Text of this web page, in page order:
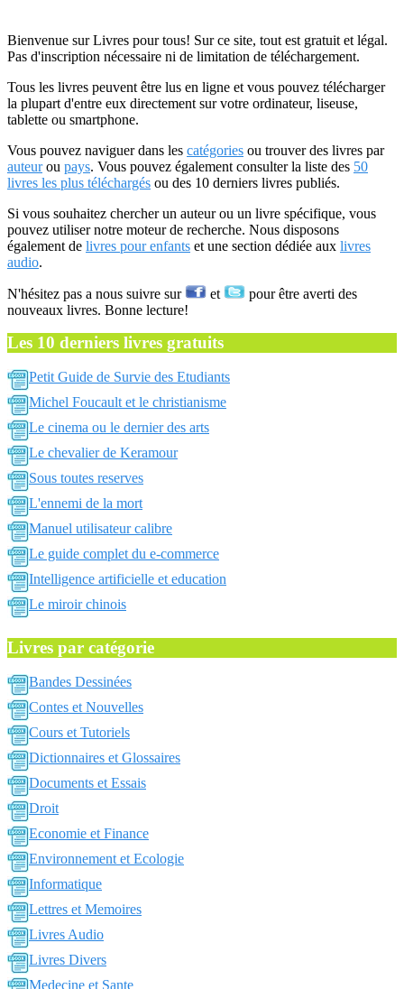
Bienvenue sur Livres pour tous! Sur ce site, tout est gratuit et légal.
Pas d'inscription nécessaire ni de limitation de téléchargement.
Tous les livres peuvent être lus en ligne et vous pouvez télécharger
la plupart d'entre eux directement sur votre ordinateur, liseuse,
tablette ou smartphone.
Vous pouvez naviguer dans les catégories ou trouver des livres par
auteurou pays. Vous pouvez également consulter la liste des 50
livres les plus téléchargés ou des 10 derniers livres publiés.
Si vous souhaitez chercher un auteur ou un livre spécifique, vous
pouvez utiliser notre moteur de recherche. Nous disposons
également de livres pour enfants et une section dédiée aux livres
audio.
N'hésitez pas a nous suivre sur et
pour être averti des
nouveaux livres. Bonne lecture!
Les 10 derniers livres gratuits
Petit Guide de Survie des Etudiants
Michel Foucault et le christianisme
Le cinema ou le dernier des arts
Le chevalier de Keramour
Sous toutes reserves
L'ennemi de la mort
Manuel utilisateur calibre
Le guide complet du e-commerce
Intelligence artificielle et education
Le miroir chinois
Livres par catégorie
Bandes Dessinées
Contes et Nouvelles
Cours et Tutoriels
Dictionnaires et Glossaires
Documents et Essais
Droit
Economie et Finance
Environnement et Ecologie
Informatique
Lettres et Memoires
Livres Audio
Livres Divers
Medecine et Sante